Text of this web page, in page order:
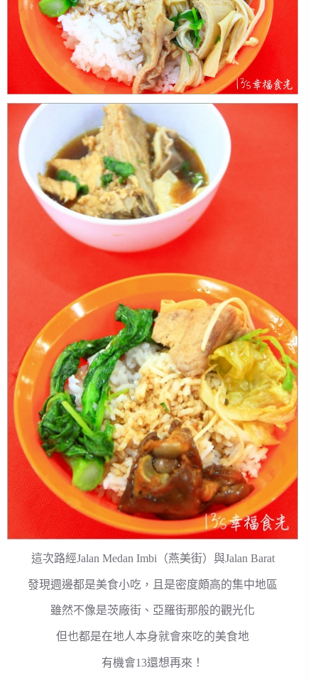
這次路經Jalan Medan Imbi（燕美街）與Jalan Barat
發現週邊都是美食小吃，且是密度頗高的集中地區
雖然不像是茨廠街、亞羅街那般的觀光化
但也都是在地人本身就會來吃的美食地
有機會13還想再來！